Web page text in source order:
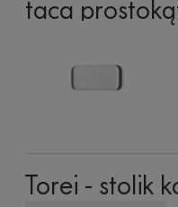
taca
Torei - stolik